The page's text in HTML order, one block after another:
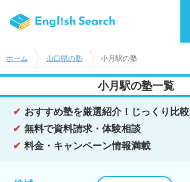
ホーム 山口県の塾 小月駅の塾
小月駅の塾一覧
おすすめ塾を厳選紹介！じっくり比較
無料で資料請求・体験相談
料金・キャンペーン情報満載